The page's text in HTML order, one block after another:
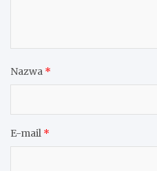
Nazwa *
E-mail *